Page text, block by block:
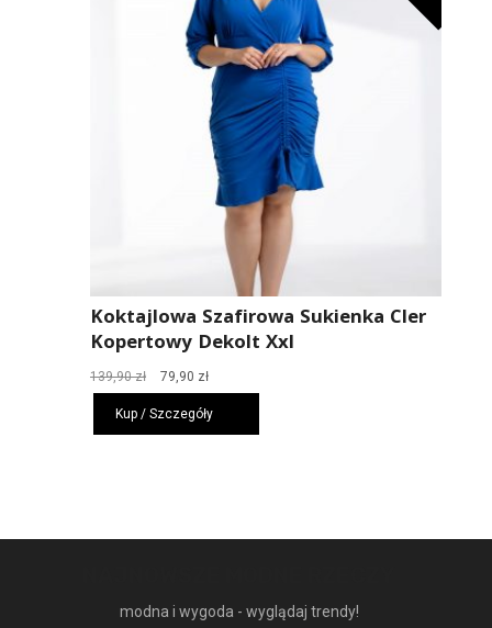
Koktajlowa Szafirowa Sukienka Cler
Kopertowy Dekolt Xxl
139,90zł
Pierwotna
cena
wynosiła:
139,90 zł.
79,90 złAktualna
cena
wynosi:
79,90 zł.
Kup / Szczegóły
modna i wygoda - wyglądaj trendy!